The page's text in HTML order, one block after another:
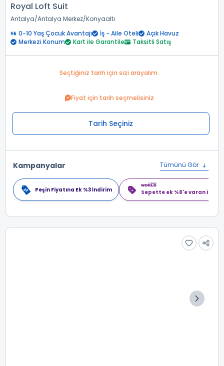
Royal Loft Suit
Antalya Antalya Merkez Konyaaltı
0-10 Yaş Çocuk Avantajı
İş - Aile Oteli
Açık Havuz
Merkezi Konum
Kart ile Garantile Taksitli Satış
Seçtiğiniz tarih için sizi arayalım.
Fiyat için tarih seçmelisiniz
Tarih Seçiniz
Kampanyalar Tümünü Gör
Peşin Fiyatına Ek %3 İndirim Sepette ek %8'e varan